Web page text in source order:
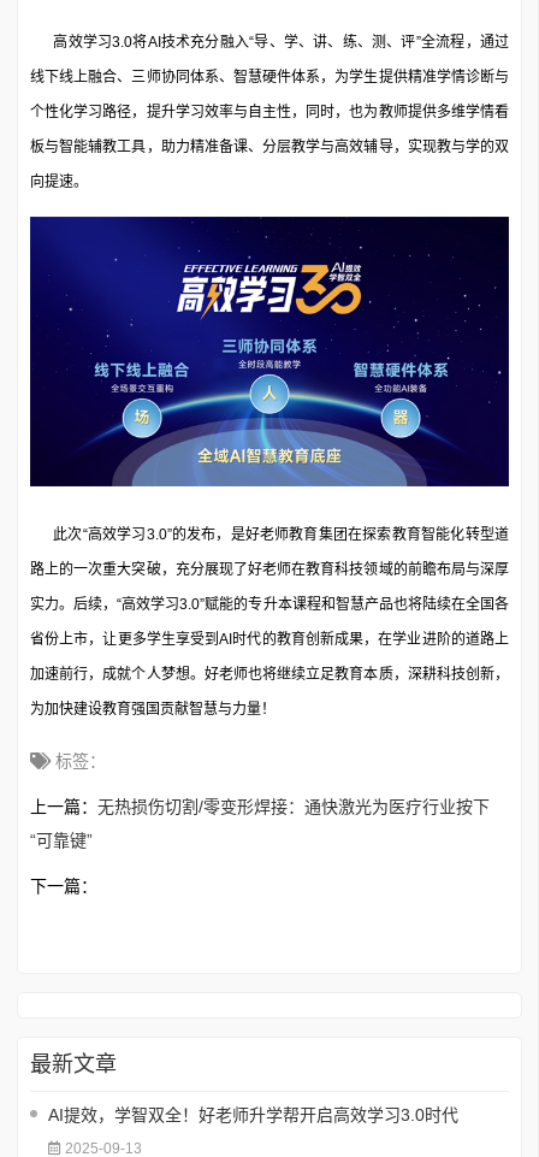
高效学习3.0将AI技术充分融入“导、学、讲、练、测、评”全流程，通过
线下线上融合、三师协同体系、智慧硬件体系，为学生提供精准学情诊断与
个性化学习路径，提升学习效率与自主性，同时，也为教师提供多维学情看
板与智能辅教工具，助力精准备课、分层教学与高效辅导，实现教与学的双
向提速。
此次“高效学习3.0”的发布，是好老师教育集团在探索教育智能化转型道
路上的一次重大突破，充分展现了好老师在教育科技领域的前瞻布局与深厚
实力。后续，“高效学习3.0”赋能的专升本课程和智慧产品也将陆续在全国各
省份上市，让更多学生享受到AI时代的教育创新成果，在学业进阶的道路上
加速前行，成就个人梦想。好老师也将继续立足教育本质，深耕科技创新，
为加快建设教育强国贡献智慧与力量！
标签：
上一篇： 无热损伤切割/零变形焊接：通快激光为医疗行业按下
“可靠键”
下一篇：
最新文章
AI提效，学智双全！好老师升学帮开启高效学习3.0时代
2025-09-13